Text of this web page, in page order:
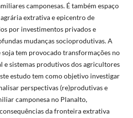
camponesas. É também espaço
extrativa e epicentro de
por investimentos privados e
mudanças socioprodutivas. A
soja tem provocado transformações no
e sistemas produtivos dos agricultores
estudo tem como objetivo investigar
perspectivas (re)produtivas e
camponesa no Planalto,
da fronteira extrativa